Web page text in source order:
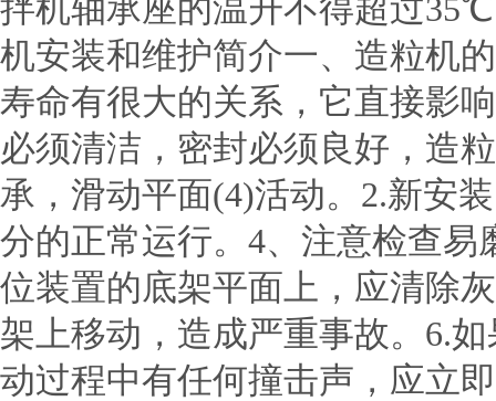
拌机轴承座的温升不得超过
机安装和维护简介一、造粒机
寿命有很大的关系，它直接影
必须清洁，密封必须良好，造
承，滑动平面(4)活动。2.新安
分的正常运行。4、注意检查
位装置的底架平面上，应清除
架上移动，造成严重事故。6.
动过程中有任何撞击声，应立